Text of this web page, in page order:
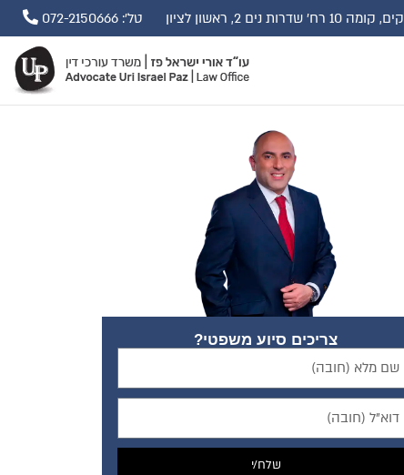
2, ראשון לציון טל': 072-2150666
צריכים סיוע משפטי?
שלח/י